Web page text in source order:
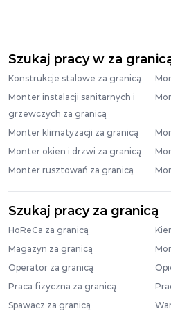
Szukaj pracy w za
Konstrukcje stalowe za granicą
Monter instalacji sanitarnych i
grzewczych za granicą
Monter klimatyzacji za granicą
Monter okien i drzwi za granicą
Monter rusztowań za granicą
Szukaj pracy za granicą
HoReCa za granicą
Magazyn za granicą
Operator za granicą
Praca fizyczna za granicą
Spawacz za granicą